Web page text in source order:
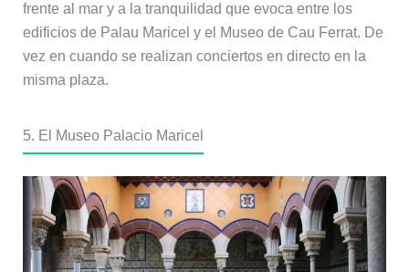
frente al mar y a la tranquilidad que evoca entre los
edificios de Palau Maricel y el Museo de Cau Ferrat. De
vez en cuando se realizan conciertos en directo en la
misma plaza.
5. El Museo Palacio Maricel